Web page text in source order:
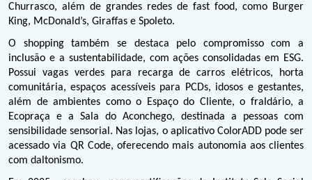
Churrasco, além de grandes redes de fast food, como Burger
King, McDonald’s, Giraffas e Spoleto.
O shopping também se destaca pelo compromisso com a
inclusão e a sustentabilidade, com ações consolidadas em ESG.
Possui vagas verdes para recarga de carros elétricos, horta
comunitária, espaços acessíveis para PCDs, idosos e gestantes,
além de ambientes como o Espaço do Cliente, o fraldário, a
Ecopraça e a Sala do Aconchego, destinada a pessoas com
sensibilidade sensorial. Nas lojas, o aplicativo ColorADD pode ser
acessado via QR Code, oferecendo mais autonomia aos clientes
com daltonismo.